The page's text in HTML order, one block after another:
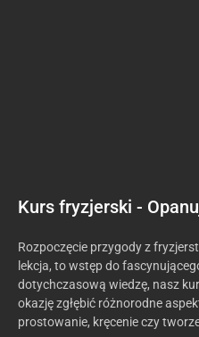
Kurs fryzjerski -
Rozpoczęcie przygody z
lekcja, to wstęp do
dotychczasową wiedzę, nasz
okazję zgłębić różnorodne
prostowanie, kręcenie czy